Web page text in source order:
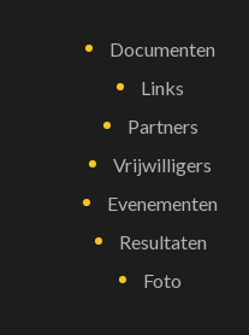
Documenten
Links
Partners
Vrijwilligers
Evenementen
Resultaten
Foto